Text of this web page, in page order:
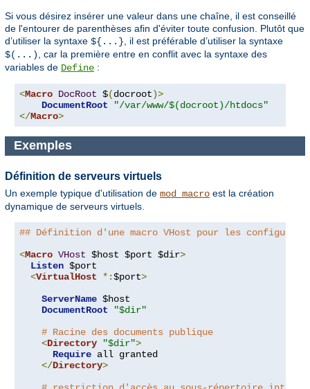
Si vous désirez insérer une valeur dans une chaîne, il est conseillé
de l'entourer de parenthèses afin d'éviter toute confusion. Plutôt que
d’utiliser la syntaxe ${...} , il est préférable d’utiliser la syntaxe
$(...)
, car la première entre en conflit avec la syntaxe des
variables de Define :
<Macro DocRoot $(docroot)>
DocumentRoot
"/var/www/$(docroot)/htdocs"
</Macro>
Exemples
Définition de serveurs virtuels
Un exemple typique d'utilisation de mod_macro est la création
dynamique de serveurs virtuels.
## Définition d'une macro VHost pour les
<Macro VHost $host $port $dir>
Listen $port
<VirtualHost *:$port>
ServerName $host
DocumentRoot
"$dir"
# Racine des documents publique
<Directory "$dir">
Require all granted
</Directory>